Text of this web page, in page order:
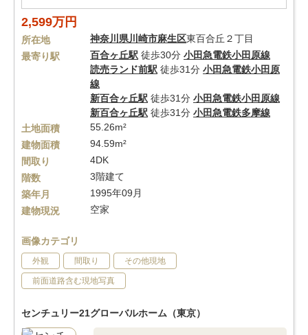
2,599万円
所在地 神奈川県川崎市麻生区東百合丘２丁目
最寄り駅
百合ヶ丘駅 徒歩30分 小田急電鉄小田原線
読売ランド前駅 徒歩31分 小田急電鉄小田原
線
新百合ヶ丘駅 徒歩31分 小田急電鉄小田原線
新百合ヶ丘駅 徒歩31分 小田急電鉄多摩線
土地面積
55.26m²
建物面積
94.59m²
間取り
4DK
階数
3階建て
築年月
1995年09月
建物現況
空家
画像カテゴリ
外観 間取り その他現地
前面道路含む現地写真
センチュリー21グローバルホーム（東京）